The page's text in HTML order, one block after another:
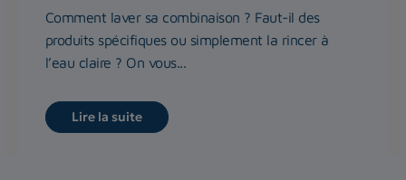
Comment laver sa combinaison ? Faut-il des
produits spécifiques ou simplement la rincer à
l’eau claire ? On vous...
Lire la suite